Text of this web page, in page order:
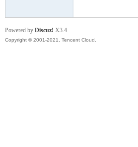
Powered by Discuz! X3.4
Copyright © 2001-2021, Tencent Cloud.